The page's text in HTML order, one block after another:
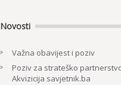
Novosti
Važna obavijest i poziv
Poziv za strateško
Akvizicija savjetnik.ba